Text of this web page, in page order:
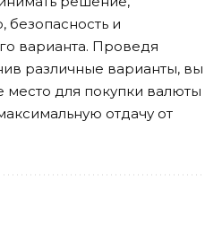
безопасность и
варианта. Проведя
различные варианты, вы
место для покупки валюты
отдачу от